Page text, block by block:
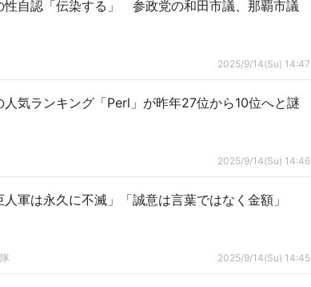
性自認「伝染する」 参政党の和田市議、那覇市議
2025/9/14(Su) 14:47
気ランキング「Perl」が昨年27位から10位へと謎
2025/9/14(Su) 14:46
軍は永久に不滅」「誠意は言葉ではなく金額」
2025/9/14(Su) 14:45